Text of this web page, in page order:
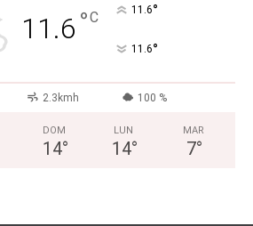
11.6 °C 11.6°
11.6°
2.3kmh 100 %
DOM
14°
LUN
14°
MAR
7°